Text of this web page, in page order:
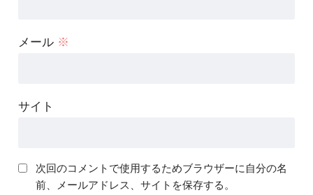
メール ※
サイト
次回のコメントで使用するためブラウザーに自分の名
前、メールアドレス、サイトを保存する。